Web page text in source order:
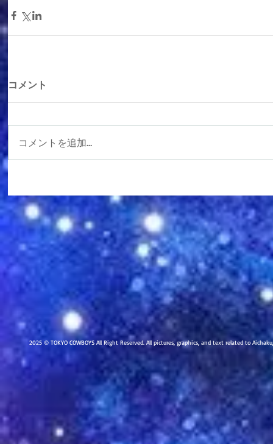
コメント
コメントを追加…
2025 © TOKYO COWBOYS All Right Reserved. All pictures, graphics, and text related to